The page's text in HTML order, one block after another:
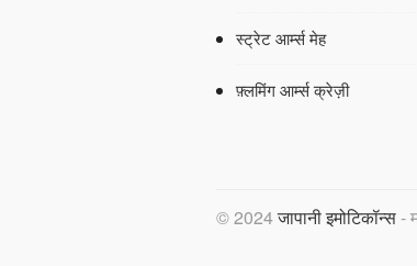
स्ट्रेट आर्म्स मेह
फ़्लमिंग आर्म्स क्रेज़ी
© 2024जापानी इमोटिकॉन्स-